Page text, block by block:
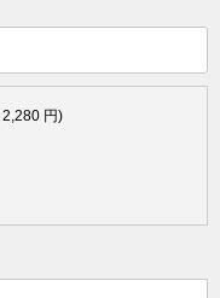
2,280 円)